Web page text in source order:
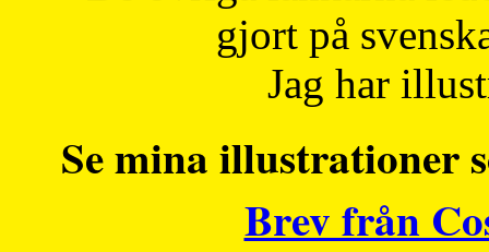
gjort på
Jag har
Se mina illustrationer
Brev från